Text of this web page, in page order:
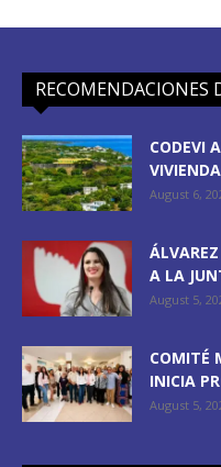
RECOMENDACIONES
CODEVI
August 6,
A LA
August 5,
COMITÉ
INICIA
August 5,